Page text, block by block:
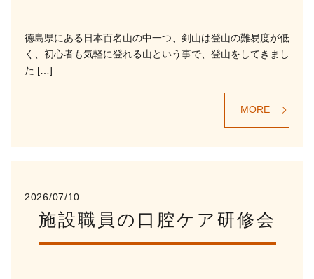
徳島県にある日本百名山の中一つ、剣山は登山の難易度が低
く、初心者も気軽に登れる山という事で、登山をしてきまし
た […]
MORE
2026/07/10
施設職員の口腔ケア研修会